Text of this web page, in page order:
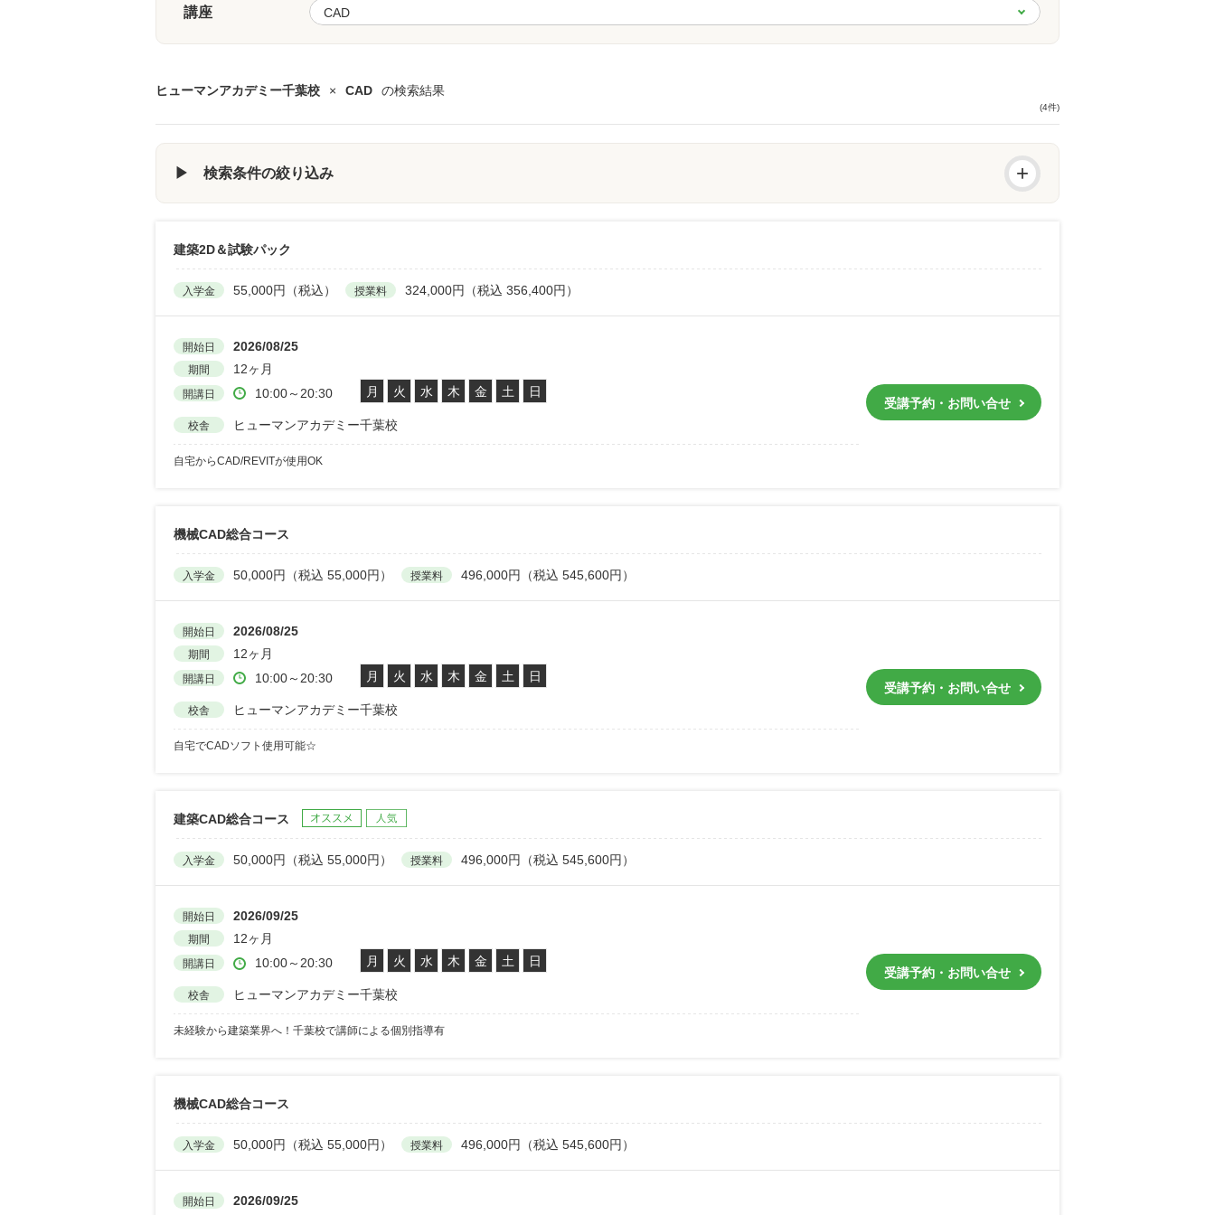
講座
ヒューマンアカデミー千葉校 × CAD の検索結果
(4件)
▶ 検索条件の絞り込み +
建築2D＆試験パック
入学金 55,000円（税込） 授業料 324,000円（税込 356,400円）
開始日 2026/08/25
期間 12ヶ月
開講日 10:00～20:30 月 火 水 木 金 土 日
校舎 ヒューマンアカデミー千葉校
自宅からCAD/REVITが使用OK
受講予約・お問い合せ
機械CAD総合コース
入学金 50,000円（税込 55,000円） 授業料 496,000円（税込 545,600円）
開始日 2026/08/25
期間 12ヶ月
開講日 10:00～20:30 月 火 水 木 金 土 日
校舎 ヒューマンアカデミー千葉校
自宅でCADソフト使用可能☆
受講予約・お問い合せ
建築CAD総合コース
入学金 50,000円（税込 55,000円） 授業料 496,000円（税込 545,600円）
開始日 2026/09/25
期間 12ヶ月
開講日 10:00～20:30 月 火 水 木 金 土 日
校舎 ヒューマンアカデミー千葉校
未経験から建築業界へ！千葉校で講師による個別指導有
受講予約・お問い合せ
機械CAD総合コース
入学金 50,000円（税込 55,000円） 授業料 496,000円（税込 545,600円）
開始日 2026/09/25